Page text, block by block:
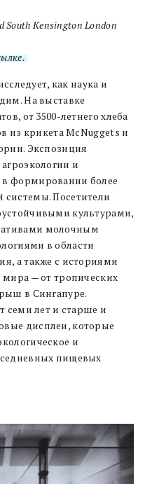
South Kensington London
как наука и
На выставке
от 3500-летнего хлеба
из крикета McNuggets и
Экспозиция
и
формировании более
системы. Посетители
культурами,
молочным
в области
а также с историями
мира — от тропических
в Сингапуре.
семи лет и старше и
дисплеи, которые
и
пищевых